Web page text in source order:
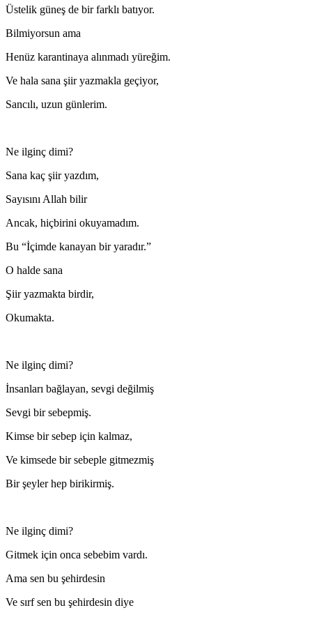
Üstelik güneş de bir farklı batıyor.
Bilmiyorsun ama
Henüz karantinaya alınmadı yüreğim.
Ve hala sana şiir yazmakla geçiyor,
Sancılı, uzun günlerim.
Ne ilginç dimi?
Sana kaç şiir yazdım,
Sayısını Allah bilir
Ancak, hiçbirini okuyamadım.
Bu “İçimde kanayan bir yaradır.”
O halde sana
Şiir yazmakta birdir,
Okumakta.
Ne ilginç dimi?
İnsanları bağlayan, sevgi değilmiş
Sevgi bir sebepmiş.
Kimse bir sebep için kalmaz,
Ve kimsede bir sebeple gitmezmiş
Bir şeyler hep birikirmiş.
Ne ilginç dimi?
Gitmek için onca sebebim vardı.
Ama sen bu şehirdesin
Ve sırf sen bu şehirdesin diye